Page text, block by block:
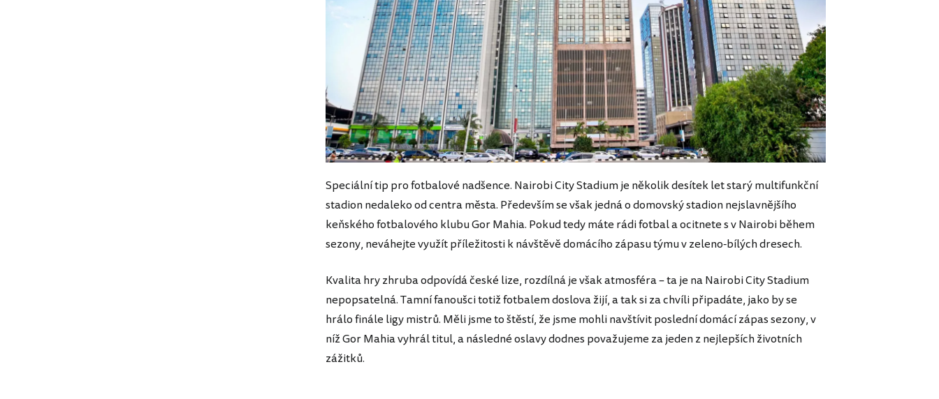
Speciální tip pro fotbalové nadšence. Nairobi City Stadium je několik desítek let starý multifunkční
stadion nedaleko od centra města. Především se však jedná o domovský stadion nejslavnějšího
keňského fotbalového klubu Gor Mahia. Pokud tedy máte rádi fotbal a ocitnete s v Nairobi během
sezony, neváhejte využít příležitosti k návštěvě domácího zápasu týmu v zeleno-bílých dresech.
Kvalita hry zhruba odpovídá české lize, rozdílná je však atmosféra – ta je na Nairobi City Stadium
nepopsatelná. Tamní fanoušci totiž fotbalem doslova žijí, a tak si za chvíli připadáte, jako by se
hrálo finále ligy mistrů. Měli jsme to štěstí, že jsme mohli navštívit poslední domácí zápas sezony, v
níž Gor Mahia vyhrál titul, a následné oslavy dodnes považujeme za jeden z nejlepších životních
zážitků.